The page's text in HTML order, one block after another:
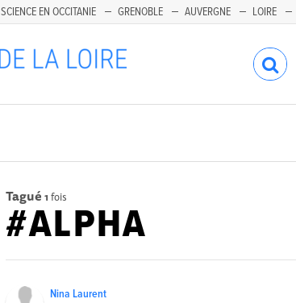
SCIENCE EN OCCITANIE GRENOBLE AUVERGNE LOIRE
Tagué 1 fois
#ALPHA
Nina Laurent